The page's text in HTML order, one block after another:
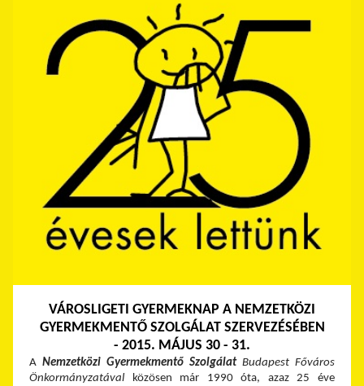
VÁROSLIGETI GYERMEKNAP A NEMZETKÖZI
GYERMEKMENTŐ SZOLGÁLAT SZERVEZÉSÉBEN
- 2015. MÁJUS 30 - 31.
A Nemzetközi Gyermekmentő Szolgálat Budapest Főváros
Önkormányzatával közösen már 1990 óta, azaz 25 éve